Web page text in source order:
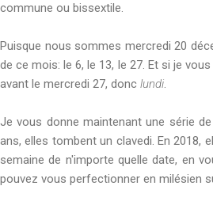
commune ou bissextile.
Puisque nous sommes mercredi 20
de ce mois: le 6, le 13, le 27. Et si je
avant le mercredi 27, donc lundi.
Je vous donne maintenant une série
ans, elles tombent un clavedi. En 2018,
semaine de n'importe quelle date, en
pouvez vous perfectionner en milésien